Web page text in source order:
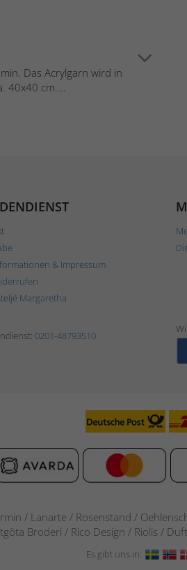
Das Acrylgarn wird in
40x40 cm....
& Impressum
Margaretha
0201-48793510
/ Lanarte / Rosenstand /
Broderi / Rico Design / Riolis /
Es gibt uns in: